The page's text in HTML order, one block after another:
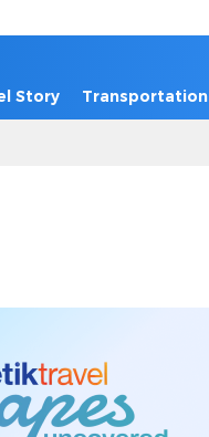
Story Transportation